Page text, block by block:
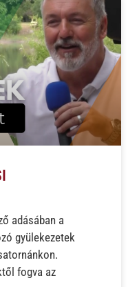
adásában a
gyülekezetek
fogva az